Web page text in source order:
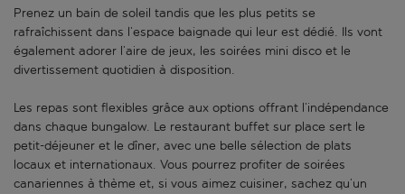
Prenez un bain de soleil tandis que les plus petits se
rafraîchissent dans l’espace baignade qui leur est dédié. Ils vont
également adorer l’aire de jeux, les soirées mini disco et le
divertissement quotidien à disposition.
Les repas sont flexibles grâce aux options offrant l’indépendance
dans chaque bungalow. Le restaurant buffet sur place sert le
petit-déjeuner et le dîner, avec une belle sélection de plats
locaux et internationaux. Vous pourrez profiter de soirées
canariennes à thème et, si vous aimez cuisiner, sachez qu’un